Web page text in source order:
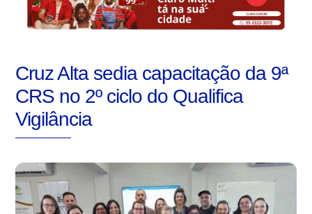
Cruz Alta sedia capacitação da 9ª
CRS no 2º ciclo do Qualifica
Vigilância